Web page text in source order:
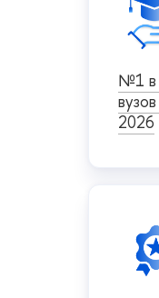
№1 в
2026